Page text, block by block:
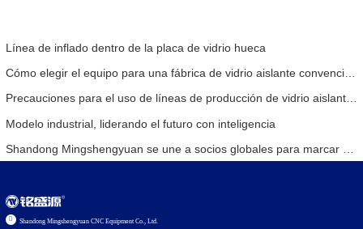
Línea de inflado dentro de la placa de vidrio hueca
Precauciones para el uso de líneas de producción de vidrio aislante totalmente automáticas en verano
Modelo industrial, liderando el futuro con inteligencia
Shandong Mingshengyuan CNC Equipment Co., Ltd.